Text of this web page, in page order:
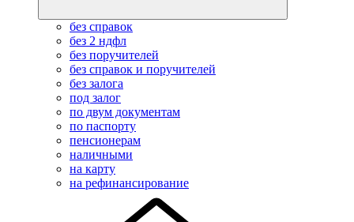
без справок
без 2 ндфл
без поручителей
без справок и поручителей
без залога
под залог
по двум документам
по паспорту
пенсионерам
наличными
на карту
на рефинансирование